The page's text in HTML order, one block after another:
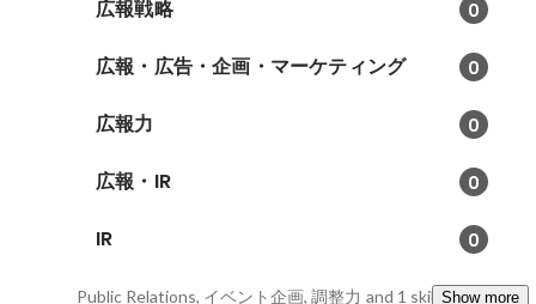
広報戦略 0
広報・広告・企画・マーケティング 0
広報力 0
広報・IR 0
IR 0
Public Relations, イベント企画, 調整力 and 1 skillsShow more